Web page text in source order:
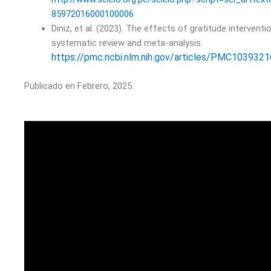
85972016000100006
Diniz, et al. (2023). The effects of gratitude
systematic review and meta-analysis.
https://pmc.ncbi.nlm.nih.gov/articles/
Publicado en Febrero, 2025.